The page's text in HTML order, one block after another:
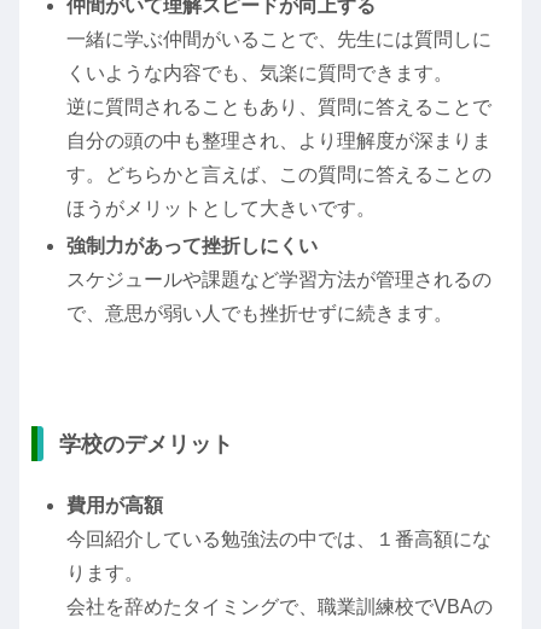
仲間がいて理解スピードが向上する
一緒に学ぶ仲間がいることで、先生には質問しに
くいような内容でも、気楽に質問できます。
逆に質問されることもあり、質問に答えることで
自分の頭の中も整理され、より理解度が深まりま
す。どちらかと言えば、この質問に答えることの
ほうがメリットとして大きいです。
強制力があって挫折しにくい
スケジュールや課題など学習方法が管理されるの
で、意思が弱い人でも挫折せずに続きます。
学校のデメリット
費用が高額
今回紹介している勉強法の中では、１番高額にな
ります。
会社を辞めたタイミングで、職業訓練校でVBAの